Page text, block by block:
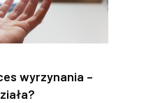
wyrzynania –